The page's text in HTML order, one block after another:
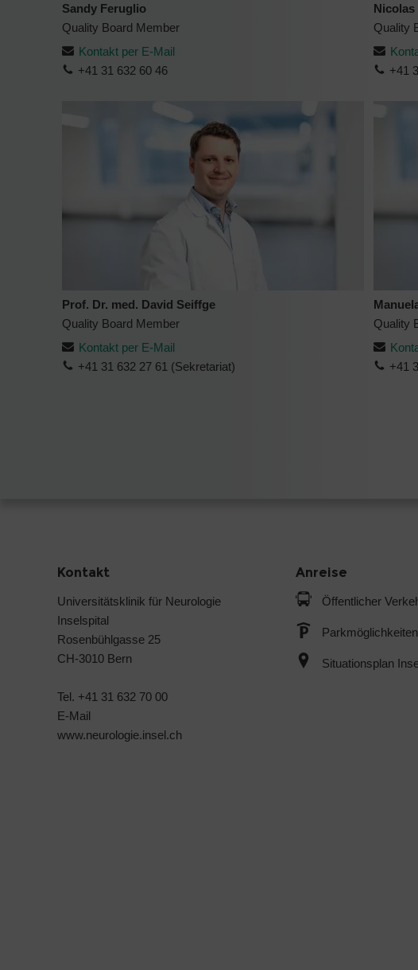
Sandy Feruglio
Quality Board Member
Kontakt per E-Mail
+41 31 632 60 46
Nicolas
Quality
+41
Prof. Dr. med. David Seiffge
Quality Board Member
Kontakt per E-Mail
+41 31 632 27 61 (Sekretariat)
Quality
+41
Kontakt
Universitätsklinik für Neurologie
Inselspital
Rosenbühlgasse 25
CH-3010 Bern
Tel. +41 31 632 70 00
E-Mail
www.neurologie.insel.ch
Anreise
Öffentlicher
Parkmöglichkeiten
Situationsplan